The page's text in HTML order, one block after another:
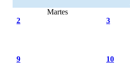
Martes
2 3
9 10